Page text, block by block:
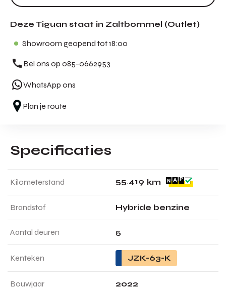
Deze Tiguan staat in Zaltbommel (Outlet)
Showroom geopend tot 18:00
Bel ons op 085-0662953
WhatsApp ons
Plan je route
Specificaties
Kilometerstand 55.419 km
Brandstof Hybride benzine
Aantal deuren 5
Kenteken JZK-63-K
Bouwjaar 2022